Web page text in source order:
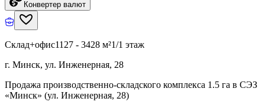
Конвертер валют
Склад+офис1127 - 3428 м²1/1 этаж
г. Минск, ул. Инженерная, 28
Продажа производственно-складского комплекса 1.5 га в СЭЗ
«Минск» (ул. Инженерная, 28)